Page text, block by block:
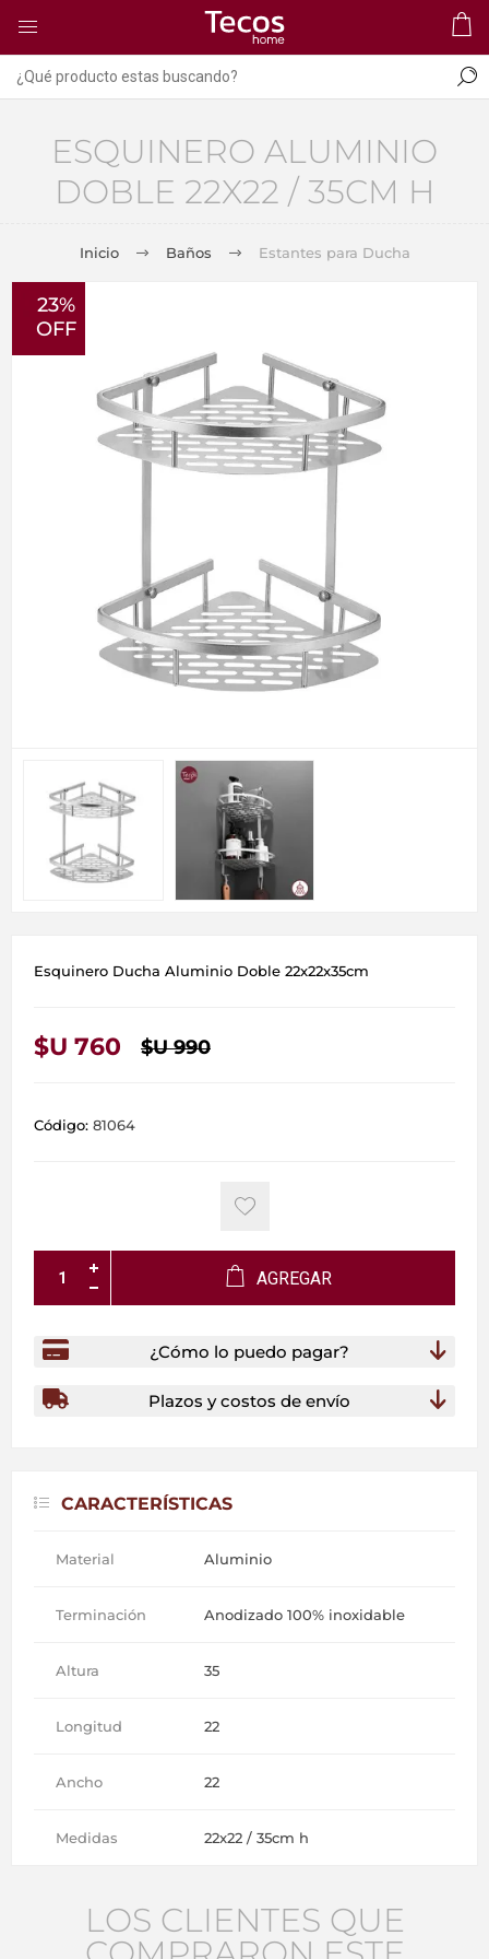
ESQUINERO ALUMINIO
DOBLE 22X22 / 35CM H
Inicio Baños Estantes para Ducha
23%
OFF
Esquinero Ducha Aluminio Doble 22x22x35cm
$U 760 $U 990
Código: 81064
AGREGAR
¿Cómo lo puedo pagar?
Plazos y costos de envío
CARACTERÍSTICAS
Material Aluminio
Terminación Anodizado 100% inoxidable
Altura 35
Longitud 22
Ancho 22
Medidas 22x22 / 35cm h
LOS CLIENTES QUE